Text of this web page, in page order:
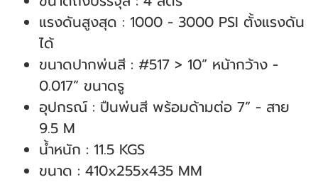
แรงดันสูงสุด : 1000 - 3000 PSI ตั้งแรงดัน
ได้
ขนาดปากพ่นสี : #517 > 10” หน้ากว้าง -
0.017” ขนาดรู
อุปกรณ์ : ปืนพ่นสี พร้อมด้ามต่อ 7” - สาย
9.5 M
น้ำหนัก : 11.5 KGS
ขนาด : 410x255x435 MM